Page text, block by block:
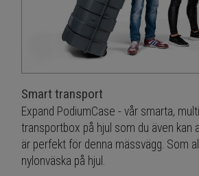
Smart transport
Expand PodiumCase - vår smarta,
transportbox på hjul som du även kan
är perfekt för denna mässvägg. Som
nylonväska på hjul.